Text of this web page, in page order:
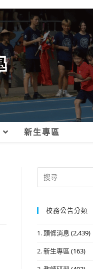
新生專區
Search
for:
校務公告分類
1. 頭條消息 (2,439)
2. 新生專區 (163)